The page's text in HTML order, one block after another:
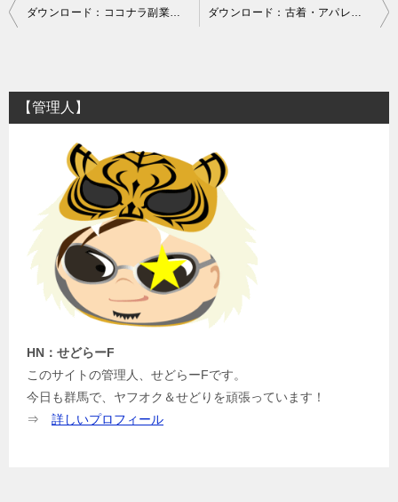
投
ビ
ゲ
ダウンロード：ココナラ副業・開業パック（サポート付きVer.） ダウンロード：古着・アパレルの仕入れ先お教えします！
【管理人】
HN：せどらーF
このサイトの管理人、せどらーFです。
今日も群馬で、ヤフオク＆せどりを頑張っています！
⇒ 詳しいプロフィール